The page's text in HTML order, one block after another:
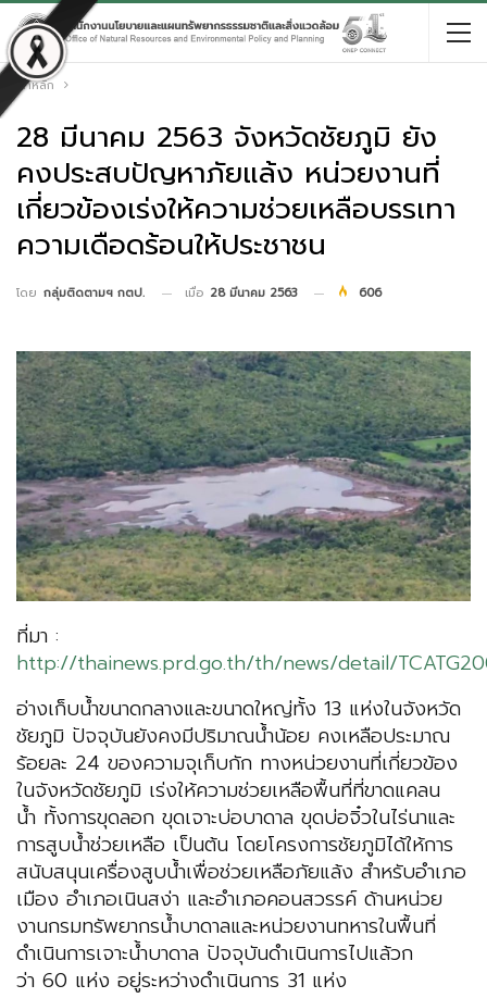
หน้าหลัก
28 มีนาคม 2563 จังหวัดชัยภูมิ ยัง
คงประสบปัญหาภัยแล้ง หน่วยงานที่
เกี่ยวข้องเร่งให้ความช่วยเหลือบรรเทา
ความเดือดร้อนให้ประชาชน
โดย กลุ่มติดตามฯ กตป. เมื่อ 28 มีนาคม 2563 606
ที่มา :
http://thainews.prd.go.th/th/news/detail/
อ่างเก็บน้ำขนาดกลางและขนาดใหญ่ทั้ง 13 แห่งในจังหวัด
ชัยภูมิ ปัจจุบันยังคงมีปริมาณน้ำน้อย คงเหลือประมาณ
ร้อยละ 24 ของความจุเก็บกัก ทางหน่วยงานที่เกี่ยวข้อง
ในจังหวัดชัยภูมิ เร่งให้ความช่วยเหลือพื้นที่ที่ขาดแคลน
น้ำ ทั้งการขุดลอก ขุดเจาะบ่อบาดาล ขุดบ่อจิ๋วในไร่นาและ
การสูบน้ำช่วยเหลือ เป็นต้น โดยโครงการชัยภูมิได้ให้การ
สนับสนุนเครื่องสูบน้ำเพื่อช่วยเหลือภัยแล้ง สำหรับอำเภอ
เมือง อำเภอเนินสง่า และอำเภอคอนสวรรค์ ด้านหน่วย
งานกรมทรัพยากรน้ำบาดาลและหน่วยงานทหารในพื้นที่
ดำเนินการเจาะน้ำบาดาล ปัจจุบันดำเนินการไปแล้วก
ว่า 60 แห่ง อยู่ระหว่างดำเนินการ 31 แห่ง